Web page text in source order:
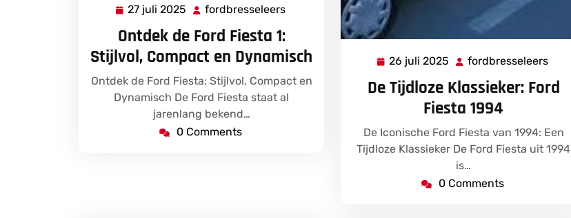
27 juli 2025 27
2025
fordbresseleers fordbresseleers
Ontdek de Ford Fiesta 1:
Stijlvol, Compact en Dynamisch
Ontdek de Ford Fiesta: Stijlvol, Compact en
Dynamisch De Ford Fiesta staat al
jarenlang bekend…
0 Comments
26 juli 2025 26
juli
2025
fordbresseleers
De Tijdloze Klassieker: Ford
Fiesta 1994
De Iconische Ford Fiesta van 1994: Een
Tijdloze Klassieker De Ford Fiesta uit 1994
is…
0 Comments